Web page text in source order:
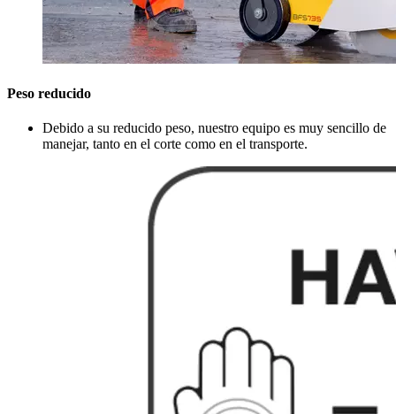
Peso reducido
Debido a su reducido peso, nuestro equipo es muy sencillo de
manejar, tanto en el corte como en el transporte.